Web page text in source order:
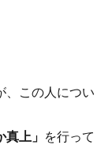
、この人につい
真上」 を行って